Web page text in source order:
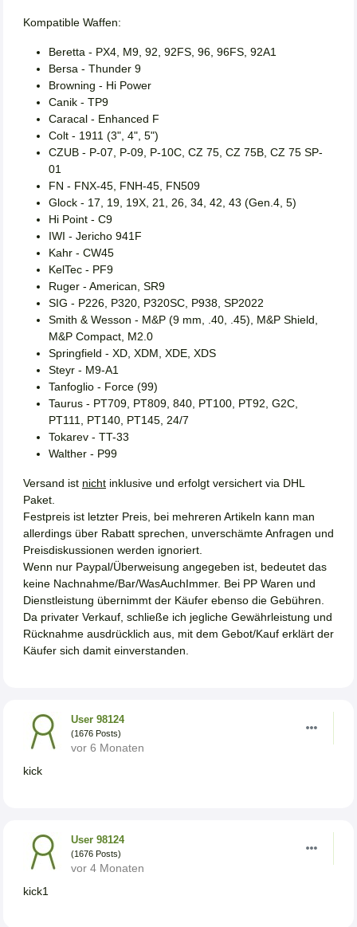
Kompatible Waffen:
Beretta - PX4, M9, 92, 92FS, 96, 96FS, 92A1
Bersa - Thunder 9
Browning - Hi Power
Canik - TP9
Caracal - Enhanced F
Colt - 1911 (3", 4", 5")
CZUB - P-07, P-09, P-10C, CZ 75, CZ 75B, CZ 75 SP-
01
FN - FNX-45, FNH-45, FN509
Glock - 17, 19, 19X, 21, 26, 34, 42, 43 (Gen.4, 5)
Hi Point - C9
IWI - Jericho 941F
Kahr - CW45
KelTec - PF9
Ruger - American, SR9
SIG - P226, P320, P320SC, P938, SP2022
Smith & Wesson - M&P (9 mm, .40, .45), M&P Shield,
M&P Compact, M2.0
Springfield - XD, XDM, XDE, XDS
Steyr - M9-A1
Tanfoglio - Force (99)
Taurus - PT709, PT809, 840, PT100, PT92, G2C,
PT111, PT140, PT145, 24/7
Tokarev - TT-33
Walther - P99
Versand ist nicht inklusive und erfolgt versichert via DHL
Paket.
Festpreis ist letzter Preis, bei mehreren Artikeln kann man
allerdings über Rabatt sprechen, unverschämte Anfragen und
Preisdiskussionen werden ignoriert.
Wenn nur Paypal/Überweisung angegeben ist, bedeutet das
keine Nachnahme/Bar/WasAuchImmer. Bei PP Waren und
Dienstleistung übernimmt der Käufer ebenso die Gebühren.
Da privater Verkauf, schließe ich jegliche Gewährleistung und
Rücknahme ausdrücklich aus, mit dem Gebot/Kauf erklärt der
Käufer sich damit einverstanden.
User 98124
(1676 Posts)
vor 6 Monaten
kick
User 98124
(1676 Posts)
vor 4 Monaten
kick1